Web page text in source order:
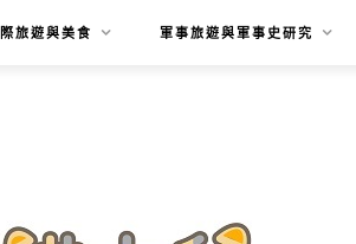
旅遊與美食 軍事旅遊與軍事史研究